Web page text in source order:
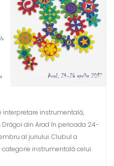
interpretare instrumentală,
din Arad în perioada 24-
al juriului. Clubul a
instrumentală celui